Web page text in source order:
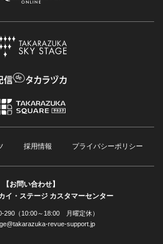
採用情報 プライバシーポリシー
【お問い合わせ】
イ・ステージ カスタマーセンター
290（10:00～18:00 月曜定休）
revue-support.jp